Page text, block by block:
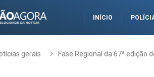
INÍCIO
gerais Fase Regional da 67ª